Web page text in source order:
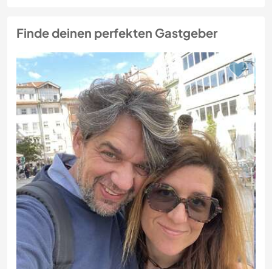
Finde deinen perfekten Gastgeber